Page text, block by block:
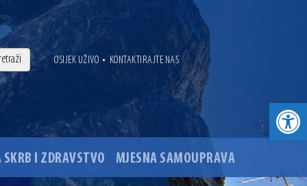
OSIJEK UŽIVO • KONTAKTIRAJTE NAS
SKRB I ZDRAVSTVO MJESNA SAMOUPRAVA